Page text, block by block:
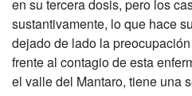
en su tercera dosis, pero los
sustantivamente, lo que hace
dejado de lado la
frente al contagio de esta
el valle del Mantaro, tiene una